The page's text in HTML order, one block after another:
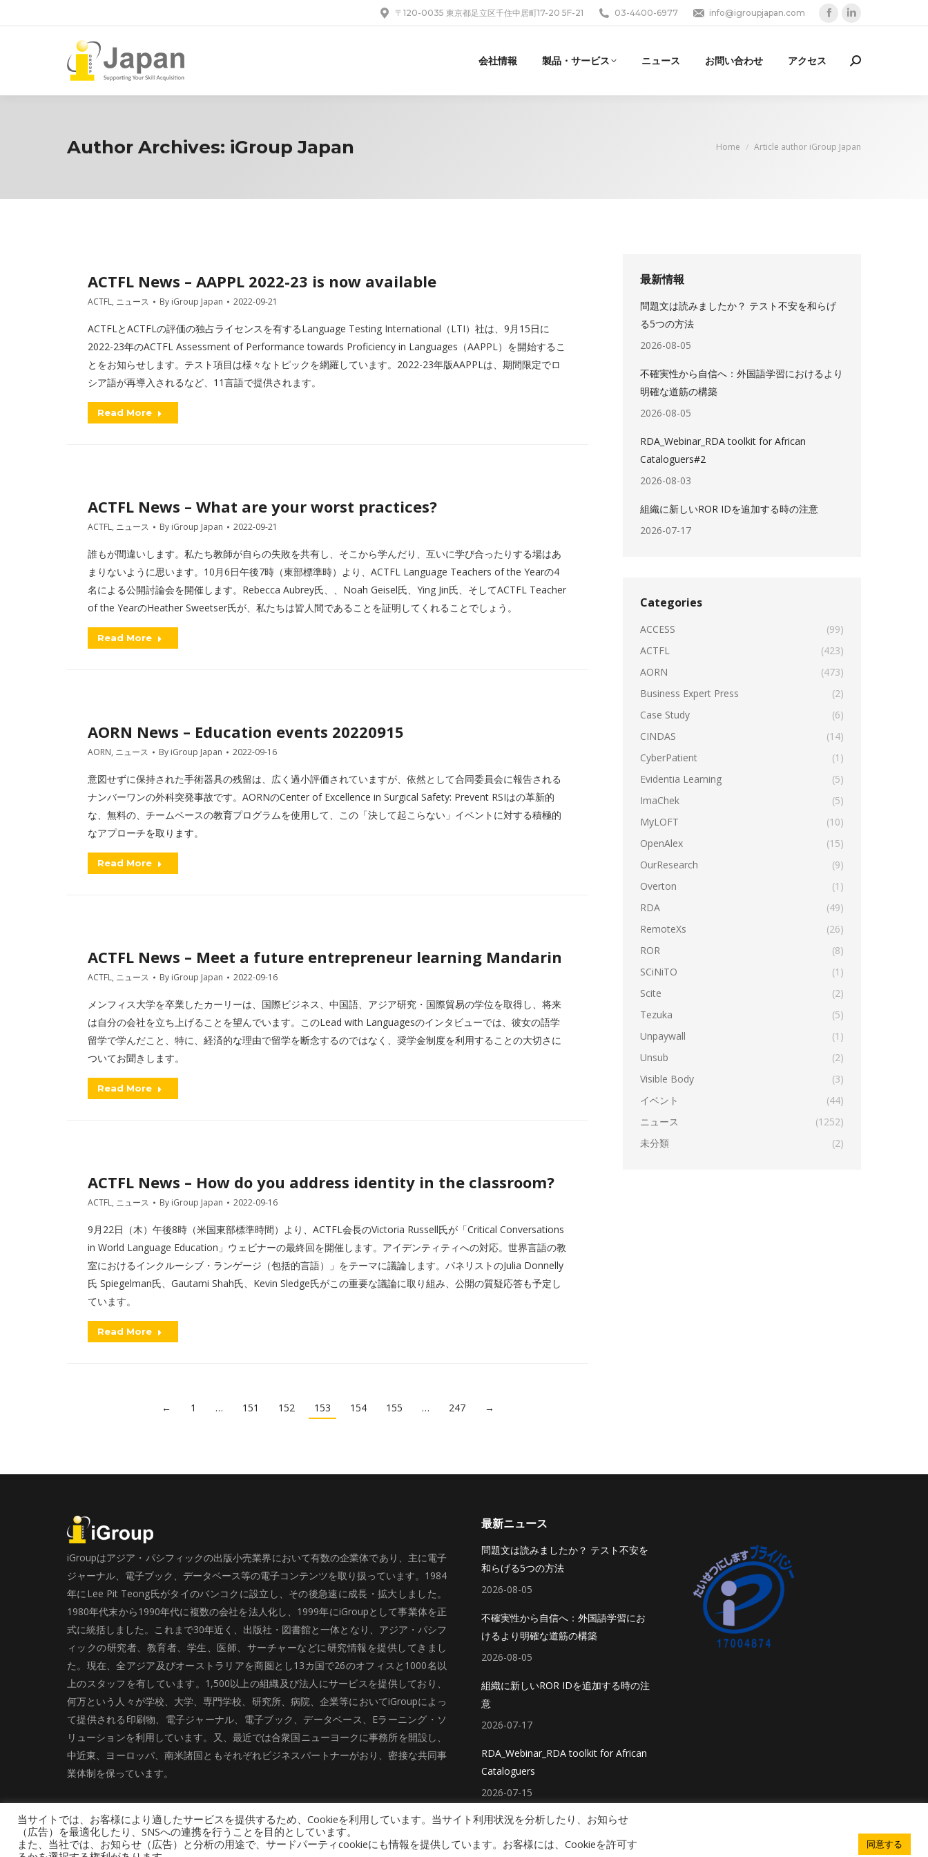
〒120-0035 東京都足立区千住中居町17-20 5F-21 03-4400-6977 info@igroupjapan.com
opensopens
会社情報 製品・サービス ニュース お問い合わせ アクセス Search:
Author Archives: iGroup Japan You are here:
Home Article author iGroup Japan
ACTFL News – AAPPL 2022-23 is now available
ACTFL, ニュース By iGroup Japan 2022-09-21
ACTFLとACTFLの評価の独占ライセンスを有するLanguage Testing International（LTI）社は、9月15日に
2022-23年のACTFL Assessment of Performance towards Proficiency in Languages（AAPPL）を開始するこ
とをお知らせします。テスト項目は様々なトピックを網羅しています。2022-23年版AAPPLは、期間限定でロ
シア語が再導入されるなど、11言語で提供されます。
Read More
ACTFL News – What are your worst practices?
ACTFL, ニュース By iGroup Japan 2022-09-21
誰もが間違いします。私たち教師が自らの失敗を共有し、そこから学んだり、互いに学び合ったりする場はあ
まりないように思います。10月6日午後7時（東部標準時）より、ACTFL Language Teachers of the Yearの4
名による公開討論会を開催します。Rebecca Aubrey氏、、Noah Geisel氏、Ying Jin氏、そしてACTFL Teacher
of the YearのHeather Sweetser氏が、私たちは皆人間であることを証明してくれることでしょう。
Read More
AORN News – Education events 20220915
AORN, ニュース By iGroup Japan 2022-09-16
意図せずに保持された手術器具の残留は、広く過小評価されていますが、依然として合同委員会に報告される
ナンバーワンの外科突発事故です。AORNのCenter of Excellence in Surgical Safety: Prevent RSIはの革新的
な、無料の、チームベースの教育プログラムを使用して、この「決して起こらない」イベントに対する積極的
なアプローチを取ります。
Read More
ACTFL News – Meet a future entrepreneur learning Mandarin
ACTFL, ニュース By iGroup Japan 2022-09-16
メンフィス大学を卒業したカーリーは、国際ビジネス、中国語、アジア研究・国際貿易の学位を取得し、将来
は自分の会社を立ち上げることを望んでいます。このLead with Languagesのインタビューでは、彼女の語学
留学で学んだこと、特に、経済的な理由で留学を断念するのではなく、奨学金制度を利用することの大切さに
ついてお聞きします。
Read More
ACTFL News – How do you address identity in the classroom?
ACTFL, ニュース By iGroup Japan 2022-09-16
9月22日（木）午後8時（米国東部標準時間）より、ACTFL会長のVictoria Russell氏が「Critical Conversations
in World Language Education」ウェビナーの最終回を開催します。アイデンティティへの対応。世界言語の教
室におけるインクルーシブ・ランゲージ（包括的言語）」をテーマに議論します。パネリストのJulia Donnelly
氏 Spiegelman氏、Gautami Shah氏、Kevin Sledge氏がこの重要な議論に取り組み、公開の質疑応答も予定し
ています。
Read More
← 1 … 151 152 153 154 155 … 247 →
最新情報
問題文は読みましたか？ テスト不安を和らげ
る5つの方法
2026-08-05
不確実性から自信へ：外国語学習におけるより
明確な道筋の構築
2026-08-05
RDA_Webinar_RDA toolkit for African
Cataloguers#2
2026-08-03
組織に新しいROR IDを追加する時の注意
2026-07-17
Categories
ACCESS
(99)
ACTFL
(423)
AORN
(473)
Business Expert Press
(2)
Case Study
(6)
CINDAS
(14)
CyberPatient
(1)
Evidentia Learning
(5)
ImaChek
(5)
MyLOFT
(10)
OpenAlex
(15)
OurResearch
(9)
Overton
(1)
RDA
(49)
RemoteXs
(26)
ROR
(8)
SCiNiTO
(1)
Scite
(2)
Tezuka
(5)
Unpaywall
(1)
Unsub
(2)
Visible Body
(3)
イベント
(44)
ニュース
(1252)
未分類
(2)
iGroupはアジア・パシフィックの出版小売業界において有数の企業体であり、主に電子
ジャーナル、電子ブック、データベース等の電子コンテンツを取り扱っています。1984
年にLee Pit Teong氏がタイのバンコクに設立し、その後急速に成長・拡大しました。
1980年代末から1990年代に複数の会社を法人化し、1999年にiGroupとして事業体を正
式に統括しました。これまで30年近く、出版社・図書館と一体となり、アジア・パシフ
ィックの研究者、教育者、学生、医師、サーチャーなどに研究情報を提供してきまし
た。現在、全アジア及びオーストラリアを商圏とし13カ国で26のオフィスと1000名以
上のスタッフを有しています。1,500以上の組織及び法人にサービスを提供しており、
何万という人々が学校、大学、専門学校、研究所、病院、企業等においてiGroupによっ
て提供される印刷物、電子ジャーナル、電子ブック、データベース、Eラーニング・ソ
リューションを利用しています。又、最近では合衆国ニューヨークに事務所を開設し、
中近東、ヨーロッパ、南米諸国ともそれぞれビジネスパートナーがおり、密接な共同事
業体制を保っています。
最新ニュース
問題文は読みましたか？ テスト不安を
和らげる5つの方法
2026-08-05
不確実性から自信へ：外国語学習にお
けるより明確な道筋の構築
2026-08-05
組織に新しいROR IDを追加する時の注
意
2026-07-17
RDA_Webinar_RDA toolkit for African
Cataloguers
2026-07-15
当サイトでは、お客様により適したサービスを提供するため、Cookieを利用しています。当サイト利用状況を分析したり、お知らせ
（広告）を最適化したり、SNSへの連携を行うことを目的としています。
また、当社では、お知らせ（広告）と分析の用途で、サードパーティcookieにも情報を提供しています。お客様には、Cookieを許可す
同意する